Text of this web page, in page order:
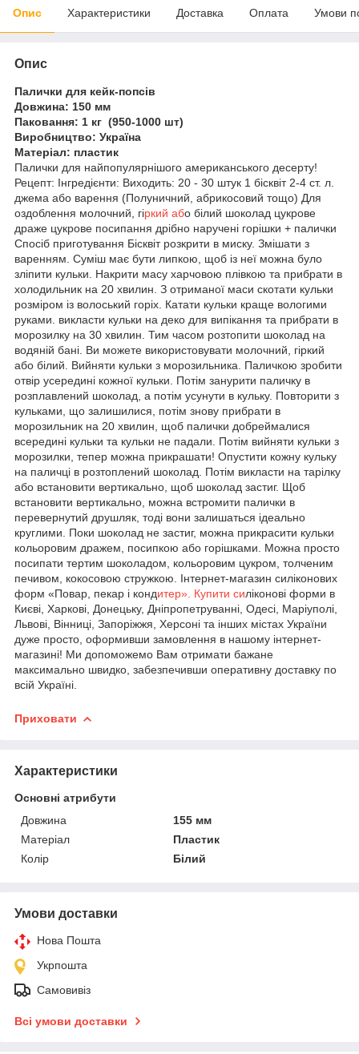
Опис Характеристики Доставка Оплата Умови
Опис
Палички для кейк-попсів
Довжина: 150 мм
Паковання: 1 кг (950-1000 шт)
Виробництво: Україна
Матеріал: пластик
Палички для найпопулярнішого американського десерту!
Рецепт: Інгредієнти: Виходить: 20 - 30 штук 1 бісквіт 2-4 ст. л.
джема або варення (Полуничний, абрикосовий тощо) Для
оздоблення молочний, гіркий або білий шоколад цукрове
драже цукрове посипання дрібно наручені горішки + палички
Спосіб приготування Бісквіт розкрити в миску. Змішати з
варенням. Суміш має бути липкою, щоб із неї можна було
зліпити кульки. Накрити масу харчовою плівкою та прибрати в
холодильник на 20 хвилин. З отриманої маси скотати кульки
розміром із волоський горіх. Катати кульки краще вологими
руками. викласти кульки на деко для випікання та прибрати в
морозилку на 30 хвилин. Тим часом розтопити шоколад на
водяній бані. Ви можете використовувати молочний, гіркий
або білий. Вийняти кульки з морозильника. Паличкою зробити
отвір усередині кожної кульки. Потім занурити паличку в
розплавлений шоколад, а потім усунути в кульку. Повторити з
кульками, що залишилися, потім знову прибрати в
морозильник на 20 хвилин, щоб палички добреймалися
всередині кульки та кульки не падали. Потім вийняти кульки з
морозилки, тепер можна прикрашати! Опустити кожну кульку
на паличці в розтоплений шоколад. Потім викласти на тарілку
або встановити вертикально, щоб шоколад застиг. Щоб
встановити вертикально, можна встромити палички в
перевернутий друшляк, тоді вони залишаться ідеально
круглими. Поки шоколад не застиг, можна прикрасити кульки
кольоровим дражем, посипкою або горішками. Можна просто
посипати тертим шоколадом, кольоровим цукром, толченим
печивом, кокосовою стружкою. Інтернет-магазин силіконових
форм «Повар, пекар і кондитер». Купити силіконові форми в
Києві, Харкові, Донецьку, Дніпропетруванні, Одесі, Маріуполі,
Львові, Вінниці, Запоріжжя, Херсоні та інших містах України
дуже просто, оформивши замовлення в нашому інтернет-
магазині! Ми допоможемо Вам отримати бажане
максимально швидко, забезпечивши оперативну доставку по
всій Україні.
Приховати
Характеристики
Основні атрибути
Довжина
155 мм
Матеріал
Пластик
Колір
Білий
Умови доставки
Нова Пошта
Укрпошта
Самовивіз
Всі умови доставки